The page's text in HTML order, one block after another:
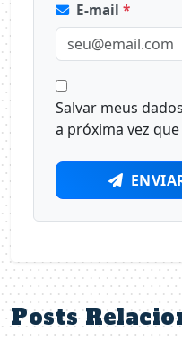
E-mail *
Salvar meus
a próxima vez
Posts